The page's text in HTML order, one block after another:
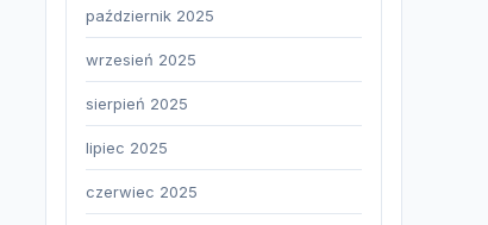
październik 2025
wrzesień 2025
sierpień 2025
lipiec 2025
czerwiec 2025